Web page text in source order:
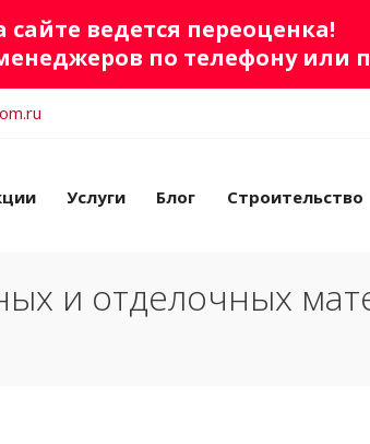
ведется переоценка!
по телефону или
Услуги Блог Строительство
и отделочных